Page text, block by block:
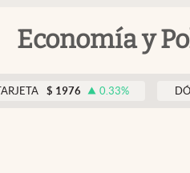
Economía y
$ 1976 0.33 % DÓLAR